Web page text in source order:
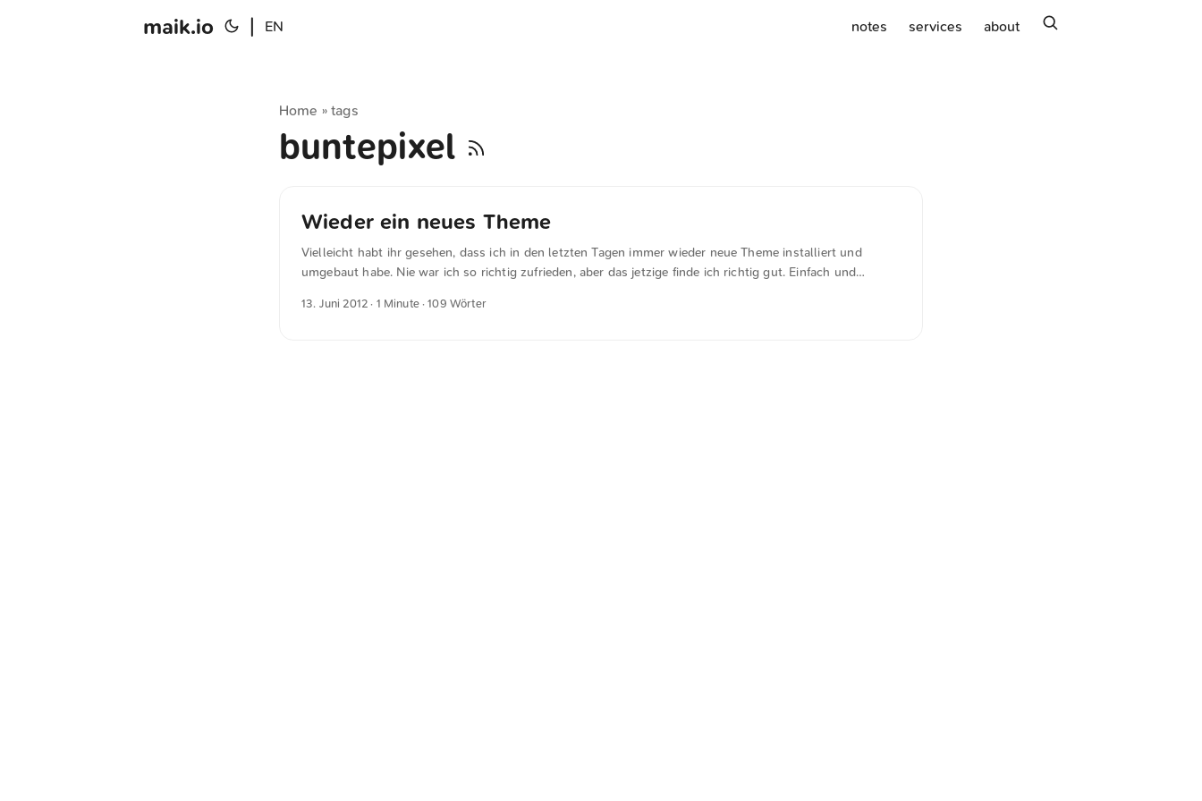
maik.io EN notes services about
Home »tags
buntepixel
Wieder ein neues Theme
Vielleicht habt ihr gesehen, dass ich in den letzten Tagen immer wieder neue Theme installiert und
umgebaut habe. Nie war ich so richtig zufrieden, aber das jetzige finde ich richtig gut. Einfach und
aber das Design wird sich im Laufe der Zeit mit Sicherheit weiter ändern. Auch für meine Leser gibts eine
13. Juni 2012 · 1 Minute · 109 Wörter